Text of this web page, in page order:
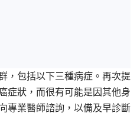
，包括以下三種病症。再次提
症狀，而很有可能是因其他身
專業醫師諮詢，以備及早診斷